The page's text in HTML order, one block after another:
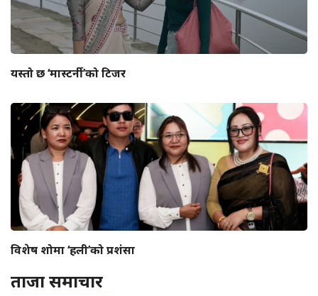
यस्तो छ ‘मास्टर्नी’को टिजर
विशेष शोमा ‘हली’को प्रशंसा
ताजा समाचार